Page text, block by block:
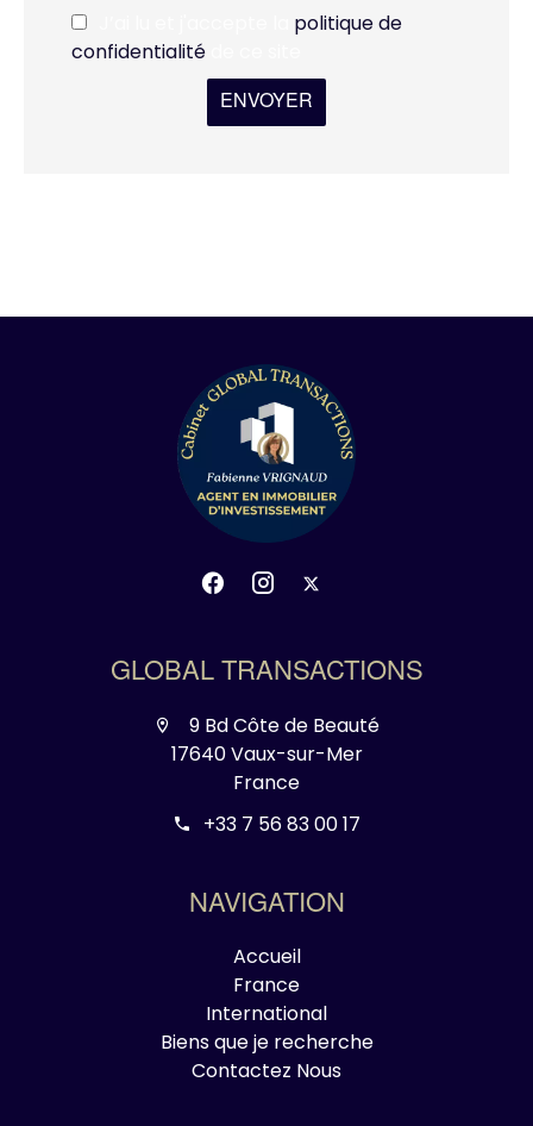
politique de
confidentialité
ENVOYER
GLOBAL TRANSACTIONS
9 Bd Côte de Beauté
17640 Vaux-sur-Mer
France
+33 7 56 83 00 17
NAVIGATION
Accueil
France
International
Biens que je recherche
Contactez Nous